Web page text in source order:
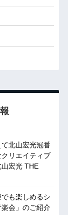
て北山宏光冠番
リエイティブ
宏光 THE
も楽しめるシ
会」のご紹介